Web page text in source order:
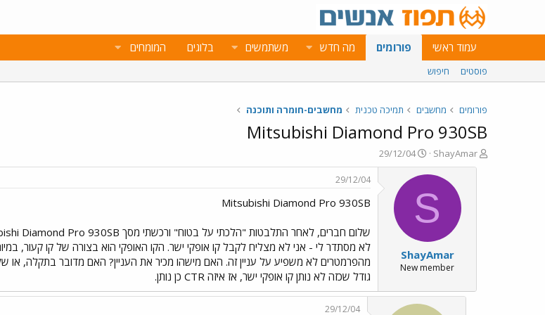
עמוד ראשי פורומים מה חדש משתמשים בלוגים המומחים
פוסטים חיפוש
פורומים מחשבים תמיכה טכנית מחשבים-חומרה ותוכנה
Mitsubishi Diamond Pro 930SB
פ
ו
ShayAmar
פ
ו
ר
ב
א
ר
י
29/12/04
S
ShayAmar
New member
29/12/04
Mitsubishi Diamond Pro 930SB
לא מסתדר לי - אני לא מצליח לקבל קו אופקי ישר. הקו האופקי הוא בצורה של קו קעור,
מהפרמטרים לא משפיע על עניין זה. האם מישהו מכיר את העניין? האם מדובר בתקלה,
גודל שכזה לא נותן קו אופקי ישר, אז איזה CTR כן נותן.
29/12/04